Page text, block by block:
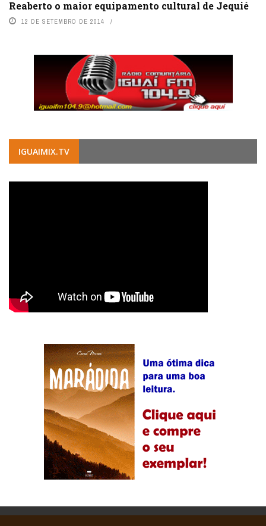
Reaberto o maior equipamento cultural de Jequié
12 DE SETEMBRO DE 2014
IGUAIMIX.TV